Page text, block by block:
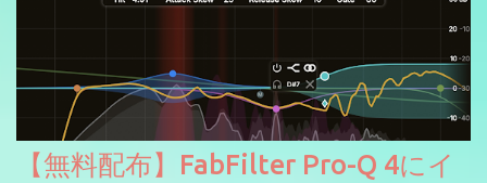
【無料配布】FabFilter Pro-Q 4にイ